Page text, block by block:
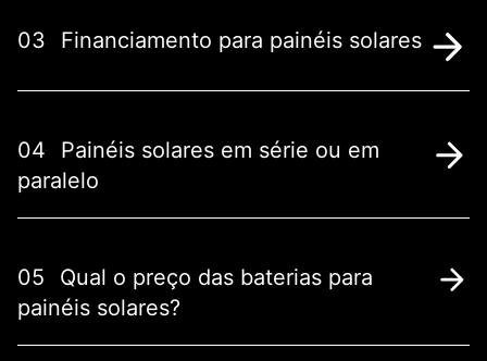
03 Financiamento para painéis solares
04
Painéis solares em série ou em
paralelo
05
Qual o preço das baterias para
painéis solares?